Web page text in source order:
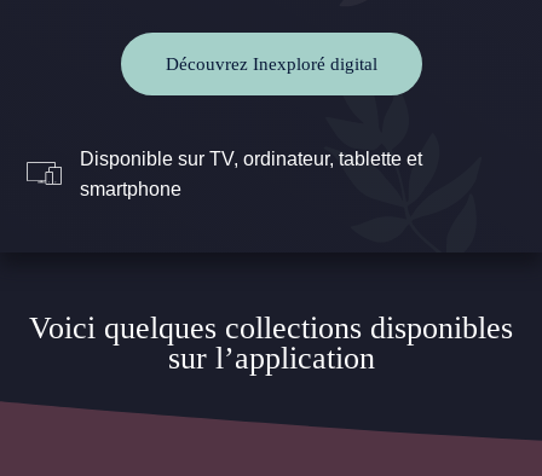
Découvrez Inexploré digital
Disponible sur TV, ordinateur, tablette et
smartphone
Voici quelques collections disponibles
sur l’application